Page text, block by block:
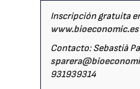
Inscripción gratuita
www.bioeconomic.es
Contacto: Sebastià
931939314